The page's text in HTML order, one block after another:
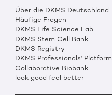
Über die DKMS Deutschland
Häufige Fragen
DKMS Life Science Lab
DKMS Stem Cell Bank
DKMS Registry
DKMS Professionals' Platform
Collaborative Biobank
look good feel better